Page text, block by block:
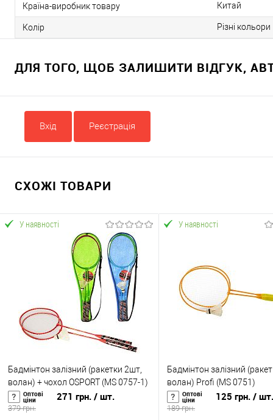
Країна-виробник товару Китай
Колір Різні кольори
ДЛЯ ТОГО, ЩОБ ЗАЛИШИТИ ВІДГУК,
Вхід Реєстрація
СХОЖІ ТОВАРИ
У наявності
Бадмінтон залізний (ракетки 2шт,
волан) + чохол OSPORT (MS 0757-1)
Оптові
ціни 271 грн. / шт.
379 грн.
У наявності
Бадмінтон залізний
волан) Profi (MS 0751)
Оптові
ціни 125 грн. / шт.
189 грн.